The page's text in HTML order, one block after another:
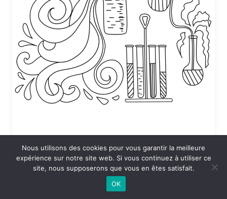
Coloriage Sciences en vrac
24 DÉCEMBRE 2025 À 19:53
Nous utilisons des cookies pour vous garantir la meilleure
expérience sur notre site web. Si vous continuez à utiliser ce
site, nous supposerons que vous en êtes satisfait.
OK